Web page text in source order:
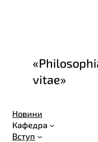
vitae»
Новини
Кафедра
Вступ